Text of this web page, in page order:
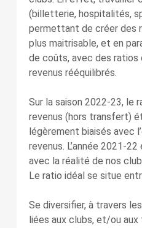
(billetterie, hospitalités,
permettant de créer des
plus maitrisable, et en
de coûts, avec des ratios
revenus rééquilibrés.
Sur la saison 2022-23, le
revenus (hors transfert)
légèrement biaisés avec
revenus. L’année 2021-
avec la réalité de nos
Le ratio idéal se situe
Se diversifier, à travers
liées aux clubs, et/ou